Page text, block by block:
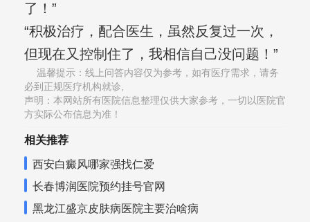
了！”
“积极治疗，配合医生，虽然反复过一次，
但现在又控制住了，我相信自己没问题！”
温馨提示：线上问答内容仅为参考，如有医疗需求，请务
必到正规医疗机构就诊,
声明：本网站所有医院信息整理仅供大家参考，一切以医院官
方实际公布信息为准！
相关推荐
西安白癜风哪家强找仁爱
长春博润医院预约挂号官网
黑龙江盛京皮肤病医院主要治啥病